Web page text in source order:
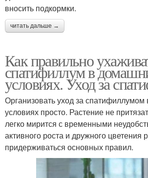
вносить подкормки.
читать дальше →
Как правильно
спатифиллум в
условиях. Уход за
Организовать уход за
условиях просто. Растение не
легко мирится с временными
активного роста и дружного цветения
придерживаться основных правил.